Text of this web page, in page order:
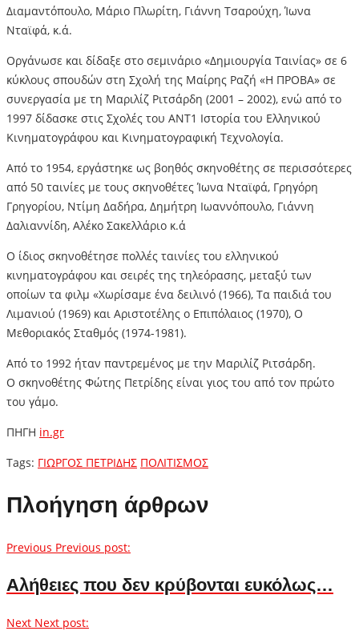
Διαμαντόπουλο, Μάριο Πλωρίτη, Γιάννη Τσαρούχη, Ίωνα
Νταϊφά, κ.ά.
Οργάνωσε και δίδαξε στο σεμινάριο «Δημιουργία Ταινίας» σε 6
κύκλους σπουδών στη Σχολή της Μαίρης Ραζή «Η ΠΡΟΒΑ» σε
συνεργασία με τη Μαριλίζ Ριτσάρδη (2001 – 2002), ενώ από το
1997 δίδασκε στις Σχολές του ΑΝΤ1 Ιστορία του Ελληνικού
Κινηματογράφου και Κινηματογραφική Τεχνολογία.
Από το 1954, εργάστηκε ως βοηθός σκηνοθέτης σε περισσότερες
από 50 ταινίες με τους σκηνοθέτες Ίωνα Νταϊφά, Γρηγόρη
Γρηγορίου, Ντίμη Δαδήρα, Δημήτρη Ιωαννόπουλο, Γιάννη
Δαλιαννίδη, Αλέκο Σακελλάριο κ.ά
Ο ίδιος σκηνοθέτησε πολλές ταινίες του ελληνικού
κινηματογράφου και σειρές της τηλεόρασης, μεταξύ των
οποίων τα φιλμ «Χωρίσαμε ένα δειλινό (1966), Τα παιδιά του
Λιμανιού (1969) και Αριστοτέλης ο Επιπόλαιος (1970), Ο
Μεθοριακός Σταθμός (1974-1981).
Από το 1992 ήταν παντρεμένος με την Μαριλίζ Ριτσάρδη.
Ο σκηνοθέτης Φώτης Πετρίδης είναι γιος του από τον πρώτο
του γάμο.
ΠΗΓΗ in.gr
Tags: ΓΙΩΡΓΟΣ ΠΕΤΡΙΔΗΣ ΠΟΛΙΤΙΣΜΟΣ
Πλοήγηση άρθρων
Previous Previous post:
Αλήθειες που δεν κρύβονται ευκόλως…
Next Next post: